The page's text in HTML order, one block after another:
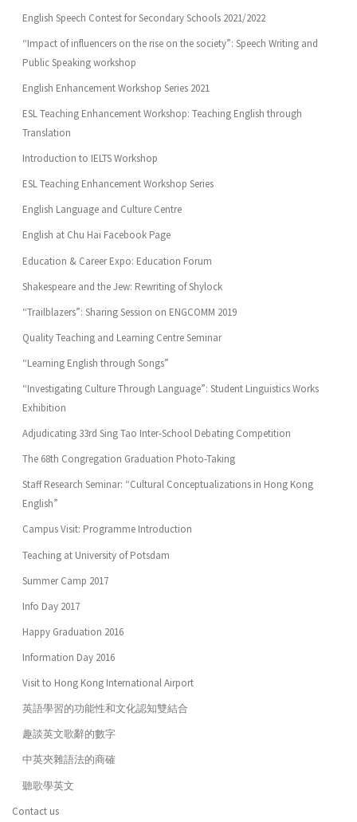
English Speech Contest for Secondary Schools 2021/2022
“Impact of influencers on the rise on the society”: Speech Writing and
Public Speaking workshop
English Enhancement Workshop Series 2021
ESL Teaching Enhancement Workshop: Teaching English through
Translation
Introduction to IELTS Workshop
ESL Teaching Enhancement Workshop Series
English Language and Culture Centre
English at Chu Hai Facebook Page
Education & Career Expo: Education Forum
Shakespeare and the Jew: Rewriting of Shylock
“Trailblazers”: Sharing Session on ENGCOMM 2019
Quality Teaching and Learning Centre Seminar
“Learning English through Songs”
“Investigating Culture Through Language”: Student Linguistics Works
Exhibition
Adjudicating 33rd Sing Tao Inter-School Debating Competition
The 68th Congregation Graduation Photo-Taking
Staff Research Seminar: “Cultural Conceptualizations in Hong Kong
English”
Campus Visit: Programme Introduction
Teaching at University of Potsdam
Summer Camp 2017
Info Day 2017
Happy Graduation 2016
Information Day 2016
Visit to Hong Kong International Airport
英語學習的功能性和文化認知雙結合
趣談英文歌辭的數字
中英夾雜語法的商確
聽歌學英文
Contact us